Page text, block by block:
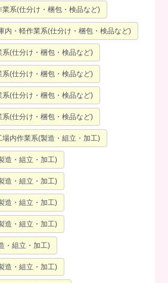
系(仕分け・梱包・検品など)
内・軽作業系(仕分け・梱包・検品など)
(仕分け・梱包・検品など)
(仕分け・梱包・検品など)
(仕分け・梱包・検品など)
(仕分け・梱包・検品など)
内作業系(製造・組立・加工)
造・組立・加工)
造・組立・加工)
造・組立・加工)
造・組立・加工)
・組立・加工)
造・組立・加工)